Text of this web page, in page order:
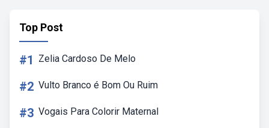
Top Post
#1 Zelia Cardoso De Melo
#2 Vulto Branco é Bom Ou Ruim
#3 Vogais Para Colorir Maternal